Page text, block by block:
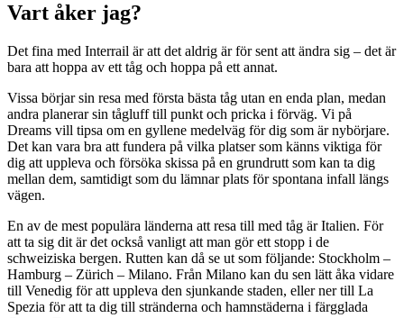
Vart åker jag?
Det fina med Interrail är att det aldrig är för sent att ändra sig – det är
bara att hoppa av ett tåg och hoppa på ett annat.
Vissa börjar sin resa med första bästa tåg utan en enda plan, medan
andra planerar sin tågluff till punkt och pricka i förväg. Vi på
Dreams vill tipsa om en gyllene medelväg för dig som är nybörjare.
Det kan vara bra att fundera på vilka platser som känns viktiga för
dig att uppleva och försöka skissa på en grundrutt som kan ta dig
mellan dem, samtidigt som du lämnar plats för spontana infall längs
vägen.
En av de mest populära länderna att resa till med tåg är Italien. För
att ta sig dit är det också vanligt att man gör ett stopp i de
schweiziska bergen. Rutten kan då se ut som följande: Stockholm –
Hamburg – Zürich – Milano. Från Milano kan du sen lätt åka vidare
till Venedig för att uppleva den sjunkande staden, eller ner till La
Spezia för att ta dig till stränderna och hamnstäderna i färgglada